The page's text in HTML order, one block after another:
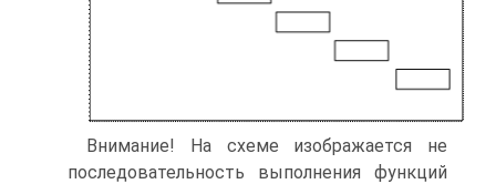
Внимание! На схеме изображается не
последовательность выполнения функций